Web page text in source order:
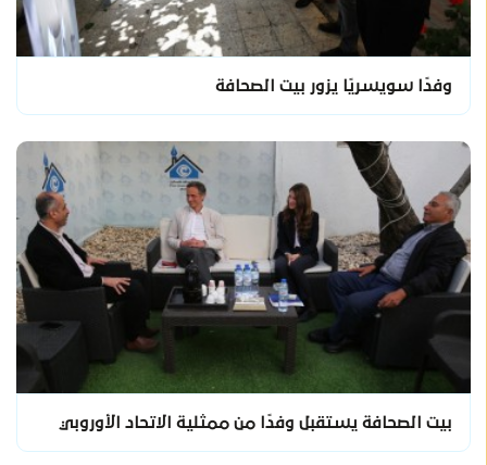
وفدًا سويسريًا يزور بيت الصحافة
بيت الصحافة يستقبل وفدًا من ممثلية الاتحاد الأوروبي